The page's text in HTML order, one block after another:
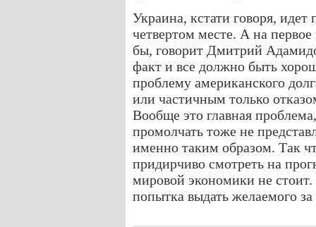
Украина, кстати говоря,
четвертом месте. А на
бы, говорит Дмитрий
факт и все должно быть
проблему американского
или частичным только
Вообще это главная
промолчать тоже не
именно таким образом. Так
придирчиво смотреть на
мировой экономики не
попытка выдать желаемого за